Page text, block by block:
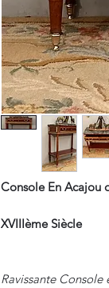
Console En Acajou
XVIIIème Siècle
Ravissante